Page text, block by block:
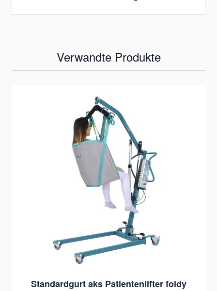
Verwandte Produkte
Standardgurt aks Patientenlifter foldy